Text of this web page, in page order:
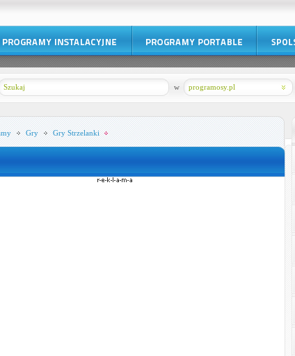
programosy.pl
w
Gry Gry Strzelanki